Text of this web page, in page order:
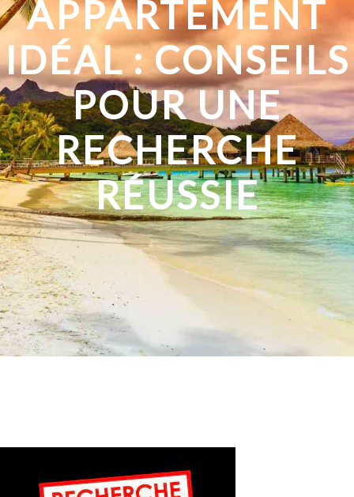
APPARTEMENT
IDÉAL : CONSEILS
POUR UNE
RECHERCHE
RÉUSSIE